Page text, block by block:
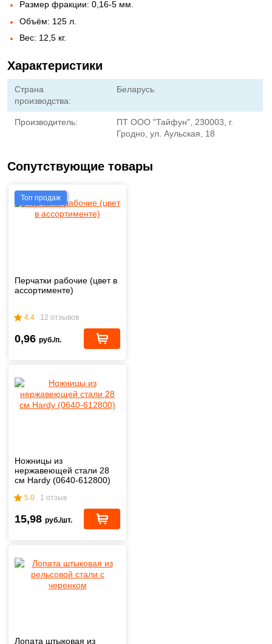
Размер фракции: 0,16-5 мм.
Объём: 125 л.
Вес: 12,5 кг.
Характеристики
Страна
производства:
Беларусь
Производитель:
ПТ ООО "Тайфун", 230003, г.
Гродно, ул. Аульская, 18
Сопутствующие товары
Топ продаж
Перчатки рабочие (цвет в
ассортименте)
4.4 12 отзывов
0,96 руб./п.
Ножницы из
нержавеющей стали 28
см Hardy (0640-612800)
5.0 1 отзыв
15,98 руб./шт.
Лопата штыковая из